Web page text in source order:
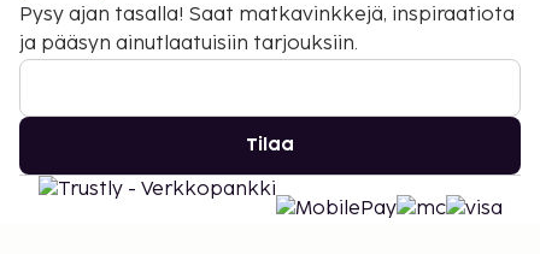
Pysy ajan tasalla! Saat matkavinkkejä, inspiraatiota
ja pääsyn ainutlaatuisiin tarjouksiin.
Tilaa